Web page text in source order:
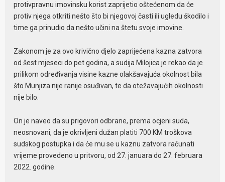
protivpravnu imovinsku korist zaprijetio oštećenom da će
protiv njega otkriti nešto što bi njegovoj časti ili ugledu škodilo i
time ga prinudio da nešto učini na štetu svoje imovine.
Zakonom je za ovo krivično djelo zaprijećena kazna zatvora
od šest mjeseci do pet godina, a sudija Milojica je rekao da je
prilikom određivanja visine kazne olakšavajuća okolnost bila
što Munjiza nije ranije osuđivan, te da otežavajućih okolnosti
nije bilo.
On je naveo da su prigovori odbrane, prema ocjeni suda,
neosnovani, da je okrivljeni dužan platiti 700 KM troškova
sudskog postupka i da će mu se u kaznu zatvora računati
vrijeme provedeno u pritvoru, od 27. januara do 27. februara
2022. godine.